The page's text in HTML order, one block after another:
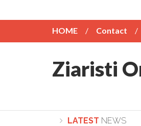
HOME Contact
Ziaristi
LATEST NEWS